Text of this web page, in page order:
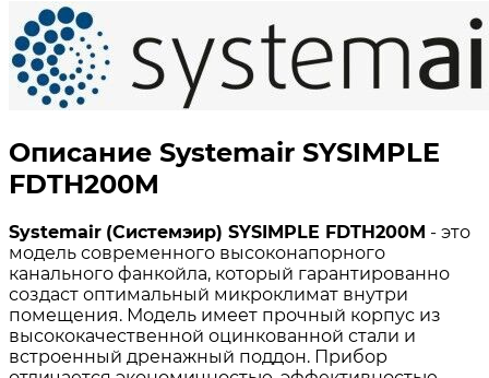
Описание Systemair SYSIMPLE
FDTH200M
Systemair (Системэир) SYSIMPLE FDTH200M - это
модель современного высоконапорного
канального фанкойла, который гарантированно
создаст оптимальный микроклимат внутри
помещения. Модель имеет прочный корпус из
высококачественной оцинкованной стали и
встроенный дренажный поддон. Прибор